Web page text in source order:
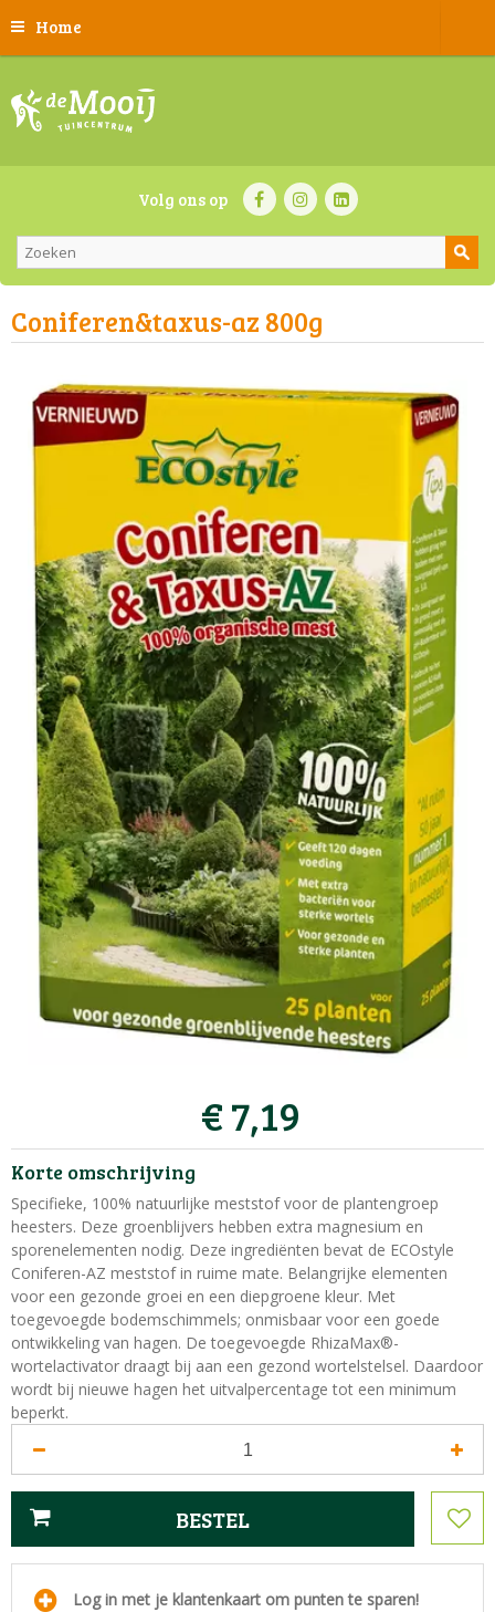
Home
Volg ons op
Coniferen&taxus-az 800g
€7,19
Korte omschrijving
Specifieke, 100% natuurlijke meststof voor de plantengroep
heesters. Deze groenblijvers hebben extra magnesium en
sporenelementen nodig. Deze ingrediënten bevat de ECOstyle
Coniferen-AZ meststof in ruime mate. Belangrijke elementen
voor een gezonde groei en een diepgroene kleur. Met
toegevoegde bodemschimmels; onmisbaar voor een goede
ontwikkeling van hagen. De toegevoegde RhizaMax®-
wortelactivator draagt bij aan een gezond wortelstelsel. Daardoor
wordt bij nieuwe hagen het uitvalpercentage tot een minimum
beperkt.
Log in met je klantenkaart om punten te sparen!